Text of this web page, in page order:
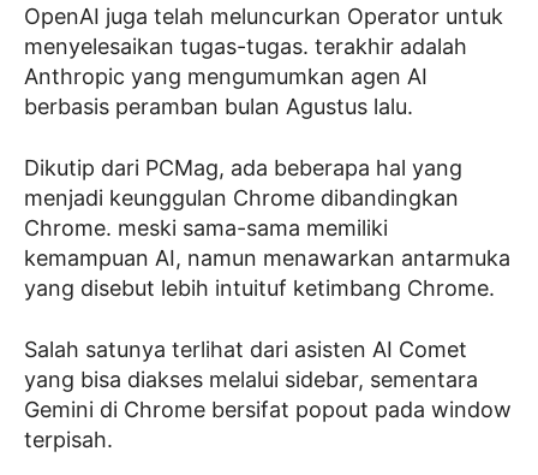
OpenAI juga telah meluncurkan Operator untuk
menyelesaikan tugas-tugas. terakhir adalah
Anthropic yang mengumumkan agen AI
berbasis peramban bulan Agustus lalu.
Dikutip dari PCMag, ada beberapa hal yang
menjadi keunggulan Chrome dibandingkan
Chrome. meski sama-sama memiliki
kemampuan AI, namun menawarkan antarmuka
yang disebut lebih intuituf ketimbang Chrome.
Salah satunya terlihat dari asisten AI Comet
yang bisa diakses melalui sidebar, sementara
Gemini di Chrome bersifat popout pada window
terpisah.